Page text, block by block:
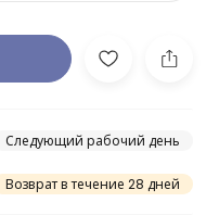
Следующий рабочий день
Возврат в течение 28 дней